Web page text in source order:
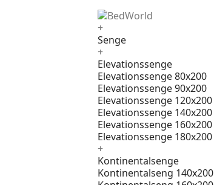
+
Senge
+
Elevationssenge
Elevationssenge 80x200
Elevationssenge 90x200
Elevationssenge 120x200
Elevationssenge 140x200
Elevationssenge 160x200
Elevationssenge 180x200
+
Kontinentalsenge
Kontinentalseng 140x200